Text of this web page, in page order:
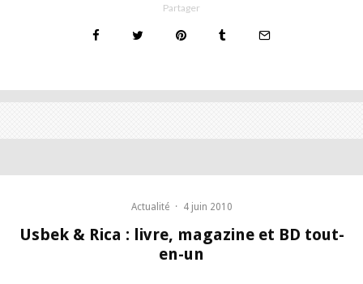
Partager
Actualité · 4 juin 2010
Usbek & Rica : livre, magazine et BD tout-
en-un